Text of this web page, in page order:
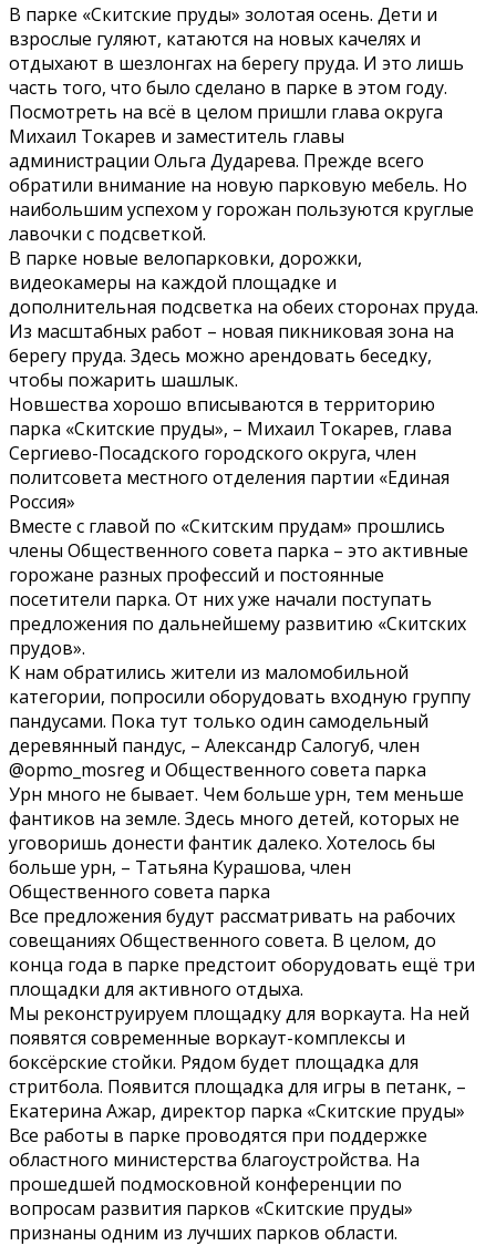
В парке «Скитские пруды» золотая осень. Дети и
взрослые гуляют, катаются на новых качелях и
отдыхают в шезлонгах на берегу пруда. И это лишь
часть того, что было сделано в парке в этом году.
Посмотреть на всё в целом пришли глава округа
Михаил Токарев и заместитель главы
администрации Ольга Дударева. Прежде всего
обратили внимание на новую парковую мебель. Но
наибольшим успехом у горожан пользуются круглые
лавочки с подсветкой.
В парке новые велопарковки, дорожки,
видеокамеры на каждой площадке и
дополнительная подсветка на обеих сторонах пруда.
Из масштабных работ – новая пикниковая зона на
берегу пруда. Здесь можно арендовать беседку,
чтобы пожарить шашлык.
Новшества хорошо вписываются в территорию
парка «Скитские пруды», – Михаил Токарев, глава
Сергиево-Посадского городского округа, член
политсовета местного отделения партии «Единая
Россия»
Вместе с главой по «Скитским прудам» прошлись
члены Общественного совета парка – это активные
горожане разных профессий и постоянные
посетители парка. От них уже начали поступать
предложения по дальнейшему развитию «Скитских
прудов».
К нам обратились жители из маломобильной
категории, попросили оборудовать входную группу
пандусами. Пока тут только один самодельный
деревянный пандус, – Александр Салогуб, член
@opmo_mosreg и Общественного совета парка
Урн много не бывает. Чем больше урн, тем меньше
фантиков на земле. Здесь много детей, которых не
уговоришь донести фантик далеко. Хотелось бы
больше урн, – Татьяна Курашова, член
Общественного совета парка
Все предложения будут рассматривать на рабочих
совещаниях Общественного совета. В целом, до
конца года в парке предстоит оборудовать ещё три
площадки для активного отдыха.
Мы реконструируем площадку для воркаута. На ней
появятся современные воркаут-комплексы и
боксёрские стойки. Рядом будет площадка для
стритбола. Появится площадка для игры в петанк, –
Екатерина Ажар, директор парка «Скитские пруды»
Все работы в парке проводятся при поддержке
областного министерства благоустройства. На
прошедшей подмосковной конференции по
вопросам развития парков «Скитские пруды»
признаны одним из лучших парков области.